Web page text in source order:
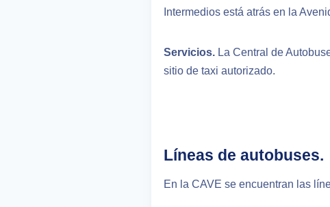
Intermedios está atrás en la
Servicios. La Central de
sitio de taxi autorizado.
Líneas de autobuses.
En la CAVE se encuentran las